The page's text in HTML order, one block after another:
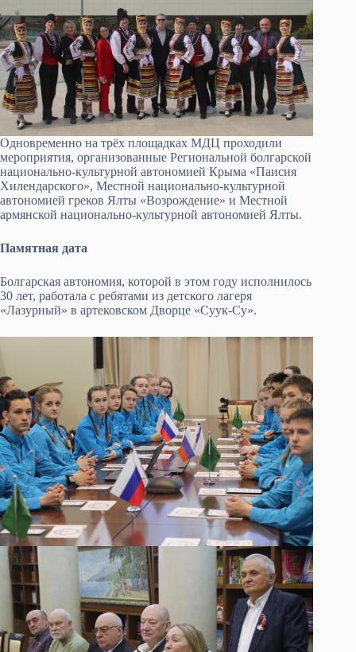
Одновременно на трёх площадках МДЦ проходили
мероприятия, организованные Региональной болгарской
национально-культурной автономией Крыма «Паисия
Хилендарского», Местной национально-культурной
автономией греков Ялты «Возрождение» и Местной
армянской национально-культурной автономией Ялты.
Памятная дата
Болгарская автономия, которой в этом году исполнилось
30 лет, работала с ребятами из детского лагеря
«Лазурный» в артековском Дворце «Суук-Су».